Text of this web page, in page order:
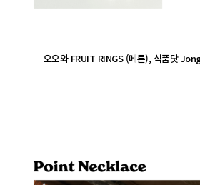
오오와 FRUIT RINGS (메론), 식품닷